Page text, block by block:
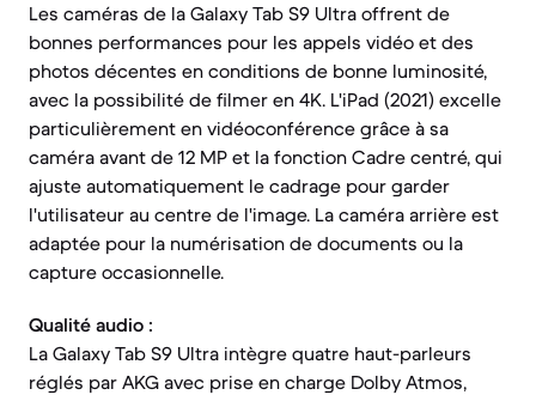
Les caméras de la Galaxy Tab S9 Ultra offrent de
bonnes performances pour les appels vidéo et des
photos décentes en conditions de bonne luminosité,
avec la possibilité de filmer en 4K. L'iPad (2021) excelle
particulièrement en vidéoconférence grâce à sa
caméra avant de 12 MP et la fonction Cadre centré, qui
ajuste automatiquement le cadrage pour garder
l'utilisateur au centre de l'image. La caméra arrière est
adaptée pour la numérisation de documents ou la
capture occasionnelle.
Qualité audio :
La Galaxy Tab S9 Ultra intègre quatre haut-parleurs
réglés par AKG avec prise en charge Dolby Atmos,